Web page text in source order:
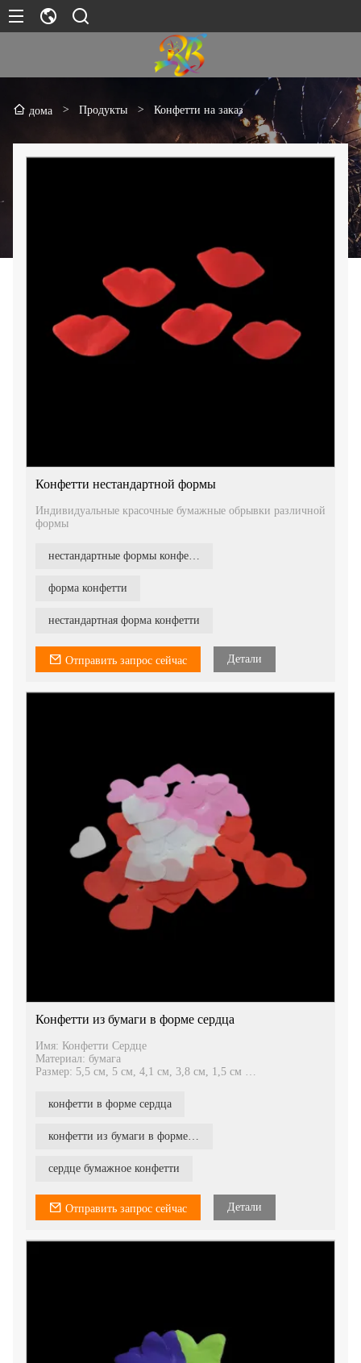
дома > Продукты > Конфетти на заказ
Конфетти нестандартной формы
Индивидуальные красочные бумажные обрывки различной
формы
нестандартные формы конфетти
форма конфетти
нестандартная форма конфетти
Отправить запрос сейчас Детали
Конфетти из бумаги в форме сердца
Имя: Конфетти Сердце
Материал: бумага
Размер: 5,5 см, 5 см, 4,1 см, 3,8 см, 1,5 см
Их можно использовать для конфетти-машины или для
конфетти в форме сердца
конфетти из бумаги в форме сердца
сердце бумажное конфетти
Отправить запрос сейчас Детали